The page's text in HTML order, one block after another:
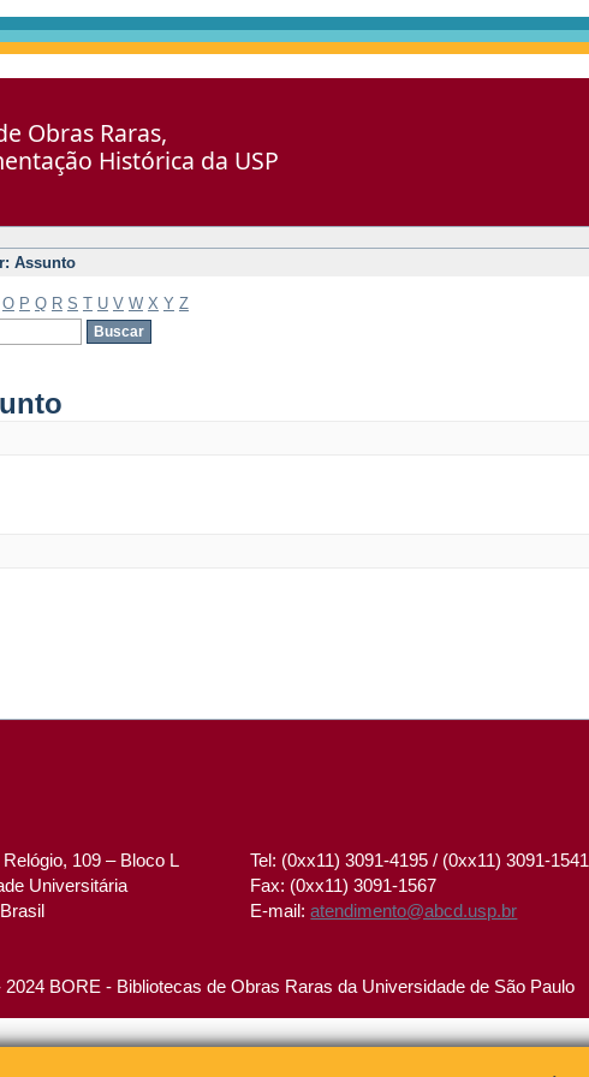
Obras Raras,
Histórica da USP
Assunto
O P Q R S T U V W X Y Z
109 – Bloco L
Universitária
Tel: (0xx11) 3091-4195 / (0xx11) 3091-1541
Fax: (0xx11) 3091-1567
E-mail:atendimento@abcd.usp.br
BORE - Bibliotecas de Obras Raras da Universidade de São Paulo